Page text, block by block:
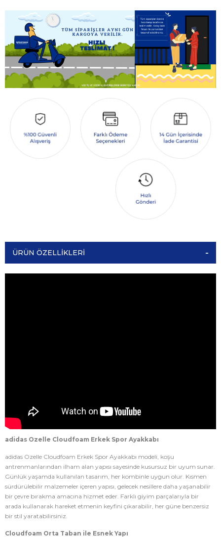
ÜRÜN ÖZELLIKLERI
adidas Ozelle Cloudfoam Erkek Spor Ayakkabı
adidas Ozelle Cloudfoam Erkek Spor Ayakkabı modeli, koşu
antrenmanlarından ilham alan yapısı sayesinde kusursuz bir uyum sunar.
Günlük yaşamda kullanılan tasarım, her kombinle uygun olur. Kısmen
sürdürülebilir malzemeler içeren yapısı, gelecek nesillere daha yaşanabilir
bir çevre bırakma amacına hizmet eder. Farklı giyim parçalarıyla bir
arada kullanarak hareket etmenin keyfini çıkarabilir, her güne benzersiz
bir stil yaratabilirsiniz.
Cloudfoam Orta Taban ile Esnek Yapı